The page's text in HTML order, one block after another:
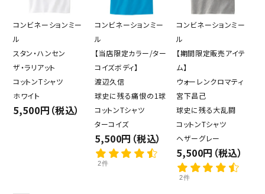
コンビネーションミー
ル
スタン・ハンセン
ザ・ラリアット
コットンTシャツ
ホワイト
5,500円（税込）
コンビネーションミー
ル
【当店限定カラー/ター
コイズボディ】
渡辺久信
球史に残る痛恨の1球
コットンTシャツ
ターコイズ
5,500円（税込）
2件
コンビネーションミー
ル
【期間限定販売アイテ
ム】
ウォーレンクロマティ
宮下昌己
球史に残る大乱闘
コットンTシャツ
ヘザーグレー
5,500円（税込）
2件